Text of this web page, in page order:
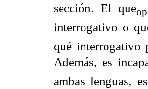
sección. El que
interrogativo o
qué interrogativo
Además, es
ambas lenguas,